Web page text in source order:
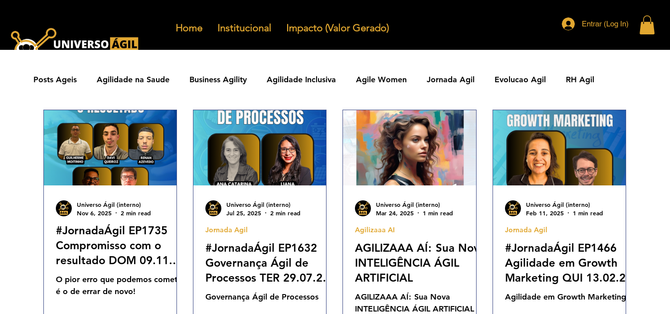
Home Institucional Impacto (Valor Gerado) Entrar (Log In)
Posts Ageis Agilidade na Saude Business Agility Agilidade Inclusiva Agile Women Jornada Agil Evolucao Agil RH Agil
Ferramentas Ageis Carreiras Ageis Agilidade em Produtos Organizacoes Ageis Parcerias Ageis Jornal Agil Lideranca Agil
Agilidade Jurídica Vendas Ágeis Eventos Ageis Agilidade Em Escala Learning Agility Comunidades Ageis Gestao Agil
Agilidade ESG Metodos Ageis Transformacao Agil Metricas KPIs Ageis
Agilidade Organizacional
#JornadaÁgil EP1735
Compromisso com o
resultado DOM 09.11.25
07h31
O pior erro que podemos cometer
é o de errar de novo!
Universo Ágil (interno)
Nov 6, 2025
2 min read
#JornadaÁgil EP1632
Governança Ágil de
Processos TER 29.07.25
07h31
Governança Ágil de Processos
Jornada Agil
Universo Ágil (interno)
Jul 25, 2025
2 min read
AGILIZAAA AÍ : Sua Nova
INTELIGÊNCIA ÁGIL
ARTIFICIAL
AGILIZAAA AÍ : Sua Nova
INTELIGÊNCIA ÁGIL ARTIFICIAL
Agilizaaa AI
Universo Ágil (interno)
Mar 24, 2025
1 min read
#JornadaÁgil EP1466
Agilidade em Growth
Marketing QUI 13.02.25
07h31
Agilidade em Growth Marketing
Jornada Agil
Universo Ágil (interno)
Feb 11, 2025
1 min read